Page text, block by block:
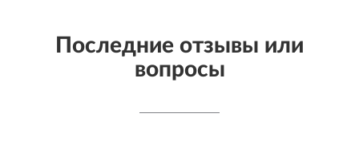
Последние отзывы или
вопросы